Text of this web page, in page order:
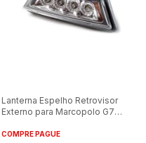
Lanterna Espelho Retrovisor
Externo para Marcopolo G7
COMPRE PAGUE